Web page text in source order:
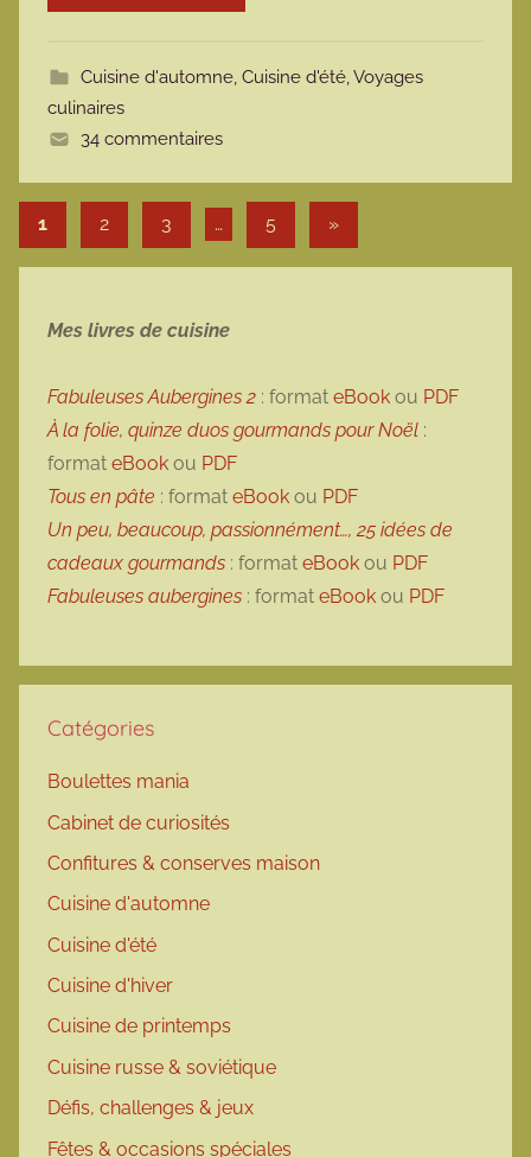
t
Cuisine d'automne, Cuisine d'été,Voyages
culinaires
34 commentaires
Pagination des publications
1 2 3 … 5 Articles suivants
»
Mes livres de cuisine
Fabuleuses Aubergines 2 : format eBook ou PDF
À la folie, quinze duos gourmands pour Noël :
format eBook ou PDF
Tous en pâte : format eBook ou PDF
Un peu, beaucoup, passionnément…, 25 idées de
cadeaux gourmands : format eBook ou PDF
Fabuleuses aubergines : format eBook ou PDF
Catégories
Boulettes mania
Cabinet de curiosités
Confitures & conserves maison
Cuisine d'automne
Cuisine d'été
Cuisine d'hiver
Cuisine de printemps
Cuisine russe & soviétique
Défis, challenges & jeux
Fêtes & occasions spéciales